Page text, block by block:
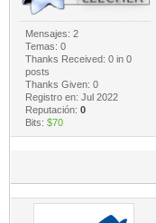
Mensajes: 2
Temas: 0
Thanks Received: 0in 0
posts
Thanks Given: 0
Registro en: Jul 2022
Reputación: 0
Bits: $70